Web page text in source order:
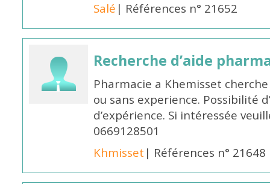
Salé | Références n° 21652
Recherche d’aide
Pharmacie a Khemisset
ou sans experience. Possibilité
d’expérience. Si intéressée
0669128501
Khmisset | Références n° 21648